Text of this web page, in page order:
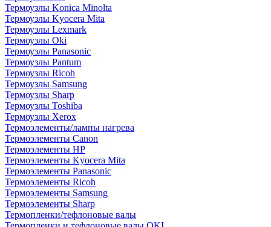
Термоузлы Konica Minolta
Термоузлы Kyocera Mita
Термоузлы Lexmark
Термоузлы Oki
Термоузлы Panasonic
Термоузлы Pantum
Термоузлы Ricoh
Термоузлы Samsung
Термоузлы Sharp
Термоузлы Toshiba
Термоузлы Xerox
Термоэлементы/лампы нагрева
Термоэлементы Canon
Термоэлементы HP
Термоэлементы Kyocera Mita
Термоэлементы Panasonic
Термоэлементы Ricoh
Термоэлементы Samsung
Термоэлементы Sharp
Термопленки/тефлоновые валы